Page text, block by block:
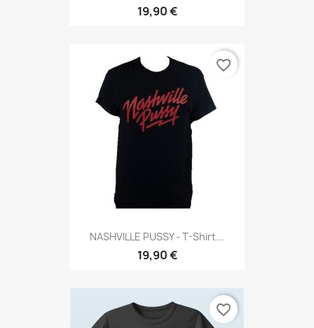
19,90 €
NASHVILLE PUSSY - T-Shirt...
19,90 €
favorite_border
favorite_border